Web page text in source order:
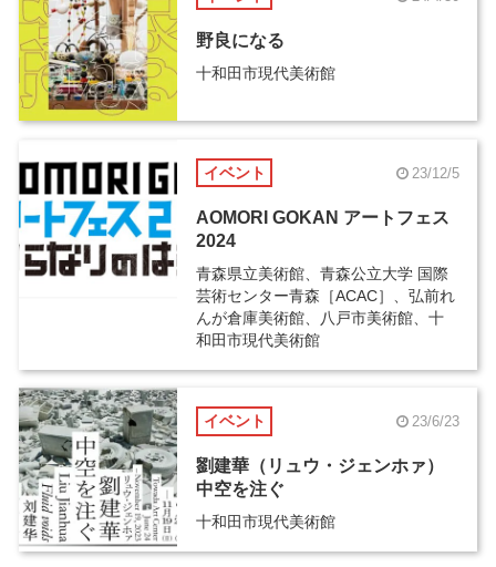
野良になる
十和田市現代美術館
イベント 23/12/5
AOMORI GOKAN アートフェス
2024
青森県立美術館、青森公立大学 国際
芸術センター青森［ACAC］、弘前れ
んが倉庫美術館、八戸市美術館、十
和田市現代美術館
イベント 23/6/23
劉建華（リュウ・ジェンホァ）
中空を注ぐ
十和田市現代美術館